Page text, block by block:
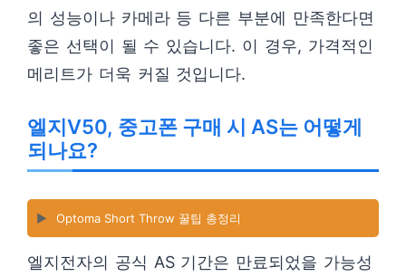
의 성능이나 카메라 등 다른 부분에 만족한다면
좋은 선택이 될 수 있습니다. 이 경우, 가격적인
메리트가 더욱 커질 것입니다.
엘지V50, 중고폰 구매 시 AS는 어떻게
되나요?
▶️ Optoma Short Throw 꿀팁 총정리
엘지전자의 공식 AS 기간은 만료되었을 가능성